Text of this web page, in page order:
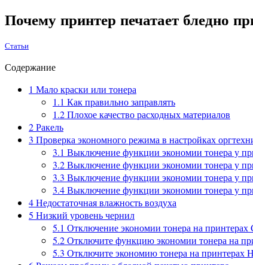
Почему принтер печатает бледно
Статьи
Содержание
1 Мало краски или тонера
1.1 Как правильно заправлять
1.2Плохое качество расходных материалов
2Ракель
3 Проверка экономного режима в настройках
3.1 Выключение функции экономии тонера у
3.2Выключение функции экономии тонера у
3.3 Выключение функции экономии тонера у
3.4Выключение функции экономии тонера у
4Недостаточная влажность воздуха
5 Низкий уровень чернил
5.1 Отключение экономии тонера на принтерах
5.2Отключите функцию экономии тонера на
5.3 Отключите экономию тонера на принтерах